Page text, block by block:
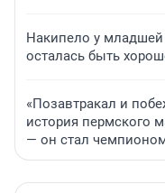
Накипело у младшей
осталась быть
«Позавтракал и
история пермского
— он стал